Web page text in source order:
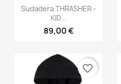
Vista rápida
Sudadera THRASHER -
KID...
89,00 €
favorite_border